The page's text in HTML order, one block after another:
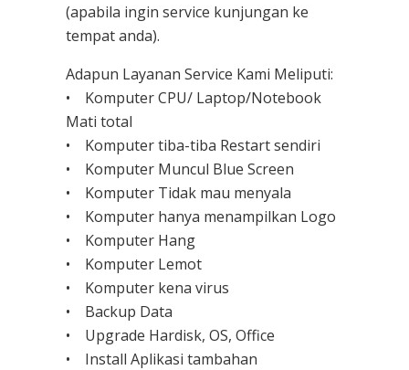
(apabila ingin service kunjungan ke
tempat anda).
Adapun Layanan Service Kami Meliputi:
• Komputer CPU/ Laptop/Notebook
Mati total
• Komputer tiba-tiba Restart sendiri
• Komputer Muncul Blue Screen
• Komputer Tidak mau menyala
• Komputer hanya menampilkan Logo
• Komputer Hang
• Komputer Lemot
• Komputer kena virus
• Backup Data
• Upgrade Hardisk, OS, Office
• Install Aplikasi tambahan